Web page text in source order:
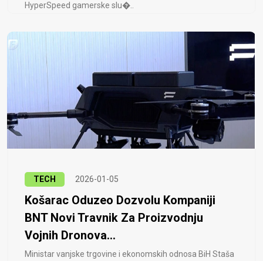
HyperSpeed ​​gamerske slu�..
TECH 2026-01-05
Košarac Oduzeo Dozvolu Kompaniji
BNT Novi Travnik Za Proizvodnju
Vojnih Dronova...
Ministar vanjske trgovine i ekonomskih odnosa BiH Staša